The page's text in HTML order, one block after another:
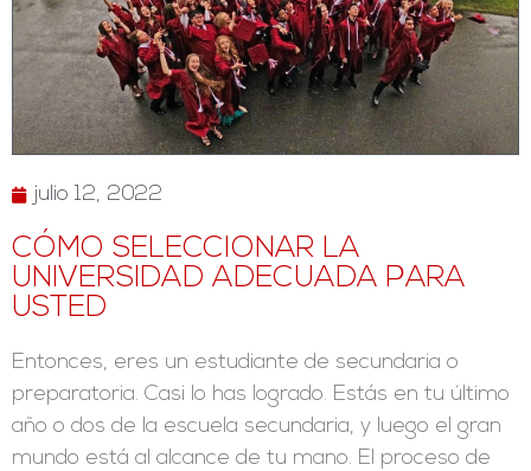
julio 12, 2022
CÓMO SELECCIONAR LA
UNIVERSIDAD ADECUADA PARA
USTED
Entonces, eres un estudiante de secundaria o
preparatoria. Casi lo has logrado. Estás en tu último
año o dos de la escuela secundaria, y luego el gran
mundo está al alcance de tu mano. El proceso de